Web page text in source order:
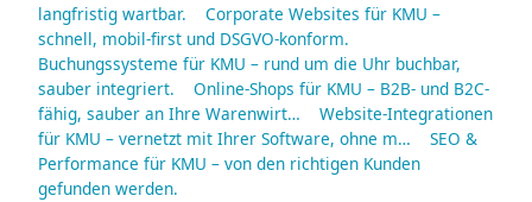
langfristig wartbar.
Corporate Websites für KMU –
schnell, mobil-first und DSGVO-konform.
Buchungssysteme für KMU – rund um die Uhr buchbar,
sauber integriert.
Online-Shops für KMU – B2B- und B2C-
fähig, sauber an Ihre Warenwirt…
Website-Integrationen
für KMU – vernetzt mit Ihrer Software, ohne m…
SEO &
Performance für KMU – von den richtigen Kunden
gefunden werden.